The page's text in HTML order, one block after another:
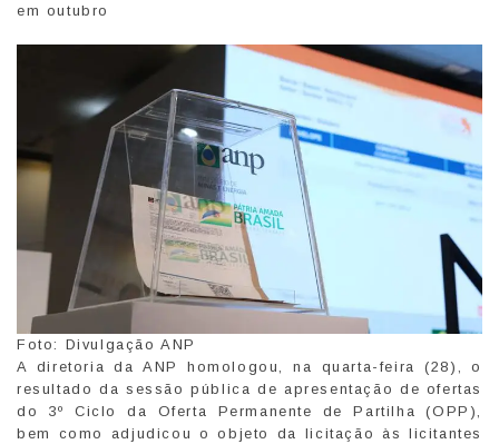
em outubro
Foto: Divulgação ANP
A diretoria da ANP homologou, na quarta-feira (28), o
resultado da sessão pública de apresentação de ofertas
do 3º Ciclo da Oferta Permanente de Partilha (OPP),
bem como adjudicou o objeto da licitação às licitantes